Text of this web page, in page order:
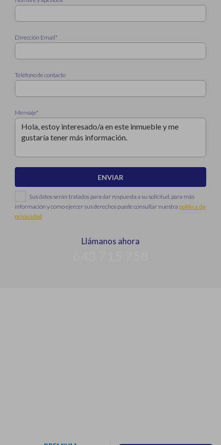
Dirección Email*
Teléfono de contacto
Mensaje*
ENVIAR
Sus datos serán tratados para dar respuesta a su solicitud, para más
información y como ejercer sus derechos puede consultar nuestra política de
privacidad
Llámanos ahora